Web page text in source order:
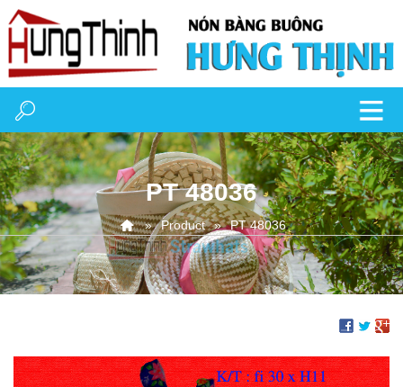
PT 48036
Product PT 48036